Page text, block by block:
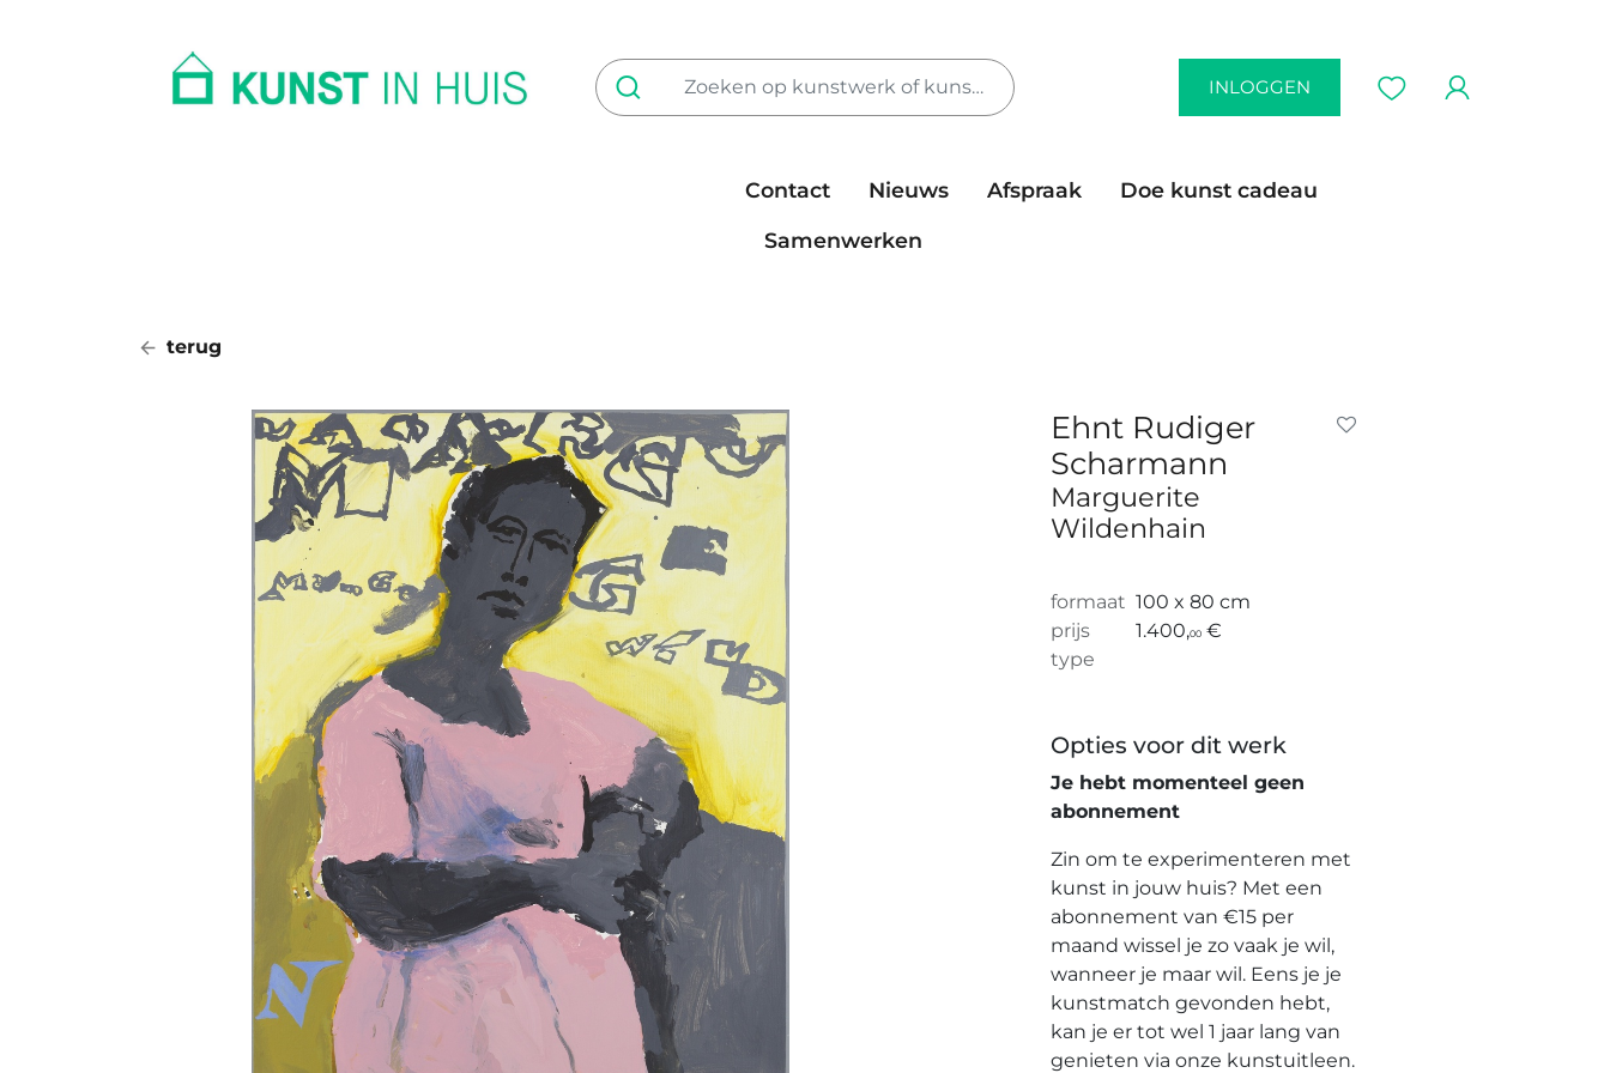
INLOGGEN
Contact Nieuws Afspraak
Doe kunst cadeau
Samenwerken
terug
Ehnt Rudiger
Scharmann
Marguerite
Wildenhain
formaat 100 x 80 cm
prijs
1.400,00 €
type
Opties voor dit werk
Je hebt momenteel geen
abonnement
Zin om te experimenteren met
kunst in jouw huis? Met een
abonnement van €15 per
maand wissel je zo vaak je wil,
wanneer je maar wil. Eens je je
kunstmatch gevonden hebt,
kan je er tot wel 1 jaar lang van
genieten via onze kunstuitleen.